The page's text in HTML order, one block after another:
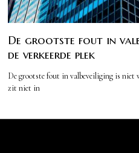
De grootste fout in
de verkeerde plek
De grootste fout in valbeveiliging is niet
zit niet in